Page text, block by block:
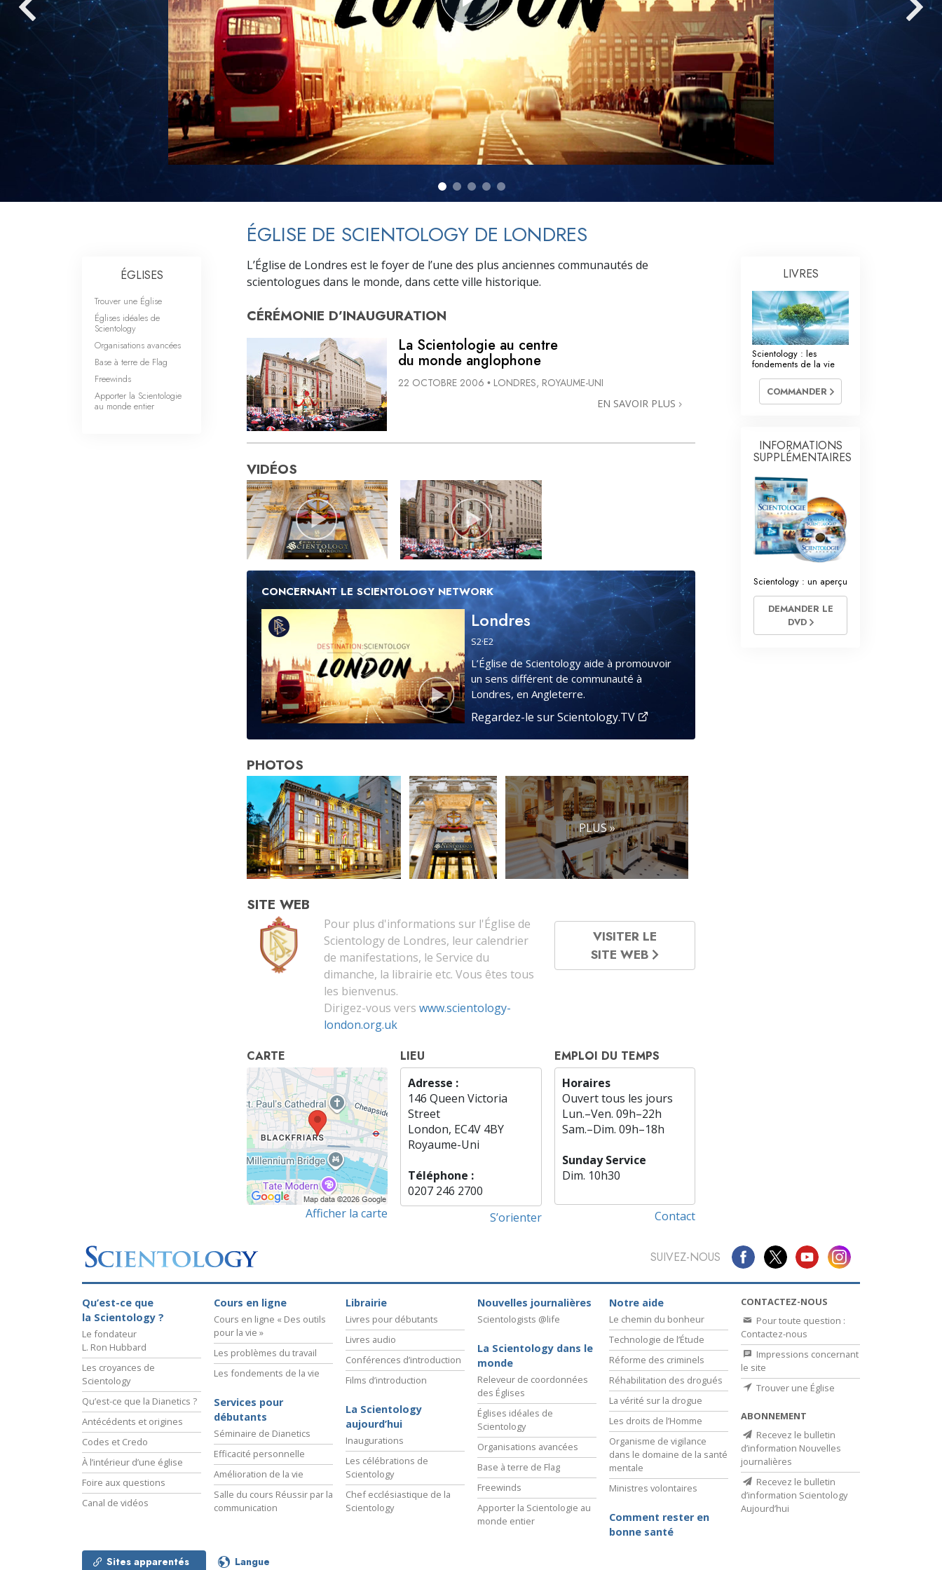
Qu’est-ce que la grandeur ? L’échelle des tons émotionnels
Réponses aux drogues
Les enfants
Des outils pour le monde du travail
L’éthique et les conditions
La raison de l’oppression
Les fondements de l’organisation
La communication
ÉGLISE DE SCIENTOLOGY DE LONDRES
L’Église de Londres est le foyer de l’une des plus anciennes communautés de
scientologues dans le monde, dans cette ville historique.
CÉRÉMONIE D’INAUGURATION
La Scientologie au centre
du monde anglophone
22 OCTOBRE 2006 • LONDRES, ROYAUME-UNI
EN SAVOIR PLUS
VIDÉOS
CONCERNANT LE SCIENTOLOGY NETWORK
Londres
S2·E2
L’Église de Scientology aide à promouvoir
un sens différent de communauté à
Londres, en Angleterre.
Regardez-le sur Scientology.TV
PHOTOS
PLUS »
SITE WEB
Pour plus d'informations sur l'Église de
Scientology de Londres, leur calendrier
de manifestations, le Service du
dimanche, la librairie etc. Vous êtes tous
les bienvenus.
Dirigez-vous vers www.scientology-
london.org.uk
VISITER LE
SITE WEB
CARTE
Afficher la carte
LIEU
Adresse :
146 Queen Victoria
Street
London, EC4V 4BY
Royaume-Uni
Téléphone :
0207 246 2700
S’orienter
EMPLOI DU TEMPS
Horaires
Ouvert tous les jours
Lun.–Ven. 09h–22h
Sam.–Dim. 09h–18h
Sunday Service
Dim. 10h30
Contact
ÉGLISES
Trouver une Église
Églises idéales de
Scientology
Organisations avancées
Base à terre de Flag
Freewinds
Apporter la Scientologie
au monde entier
LIVRES
Scientology : les
fondements de la vie
COMMANDER
INFORMATIONS
SUPPLÉMENTAIRES
Scientology : un aperçu
DEMANDER LE
DVD
SUIVEZ-NOUS
Qu’est-ce que
la Scientology ?
Le fondateur
L. Ron Hubbard
Les croyances de
Scientology
Qu’est-ce que la Dianetics ?
Antécédents et origines
Codes et Credo
À l’intérieur d’une église
Foire aux questions
Canal de vidéos
Cours en ligne
Cours en ligne « Des outils
pour la vie »
Les problèmes du travail
Les fondements de la vie
Services pour
débutants
Séminaire de Dianetics
Efficacité personnelle
Amélioration de la vie
Salle du cours Réussir par la
communication
Librairie
Livres pour débutants
Livres audio
Conférences d’introduction
Films d’introduction
La Scientology
aujourd’hui
Inaugurations
Les célébrations de
Scientology
Chef ecclésiastique de la
Scientology
Nouvelles journalières
Scientologists @life
La Scientology dans le
monde
Releveur de coordonnées
des Églises
Églises idéales de
Scientology
Organisations avancées
Base à terre de Flag
Freewinds
Apporter la Scientologie au
monde entier
Notre aide
Le chemin du bonheur
Technologie de l’Étude
Réforme des criminels
Réhabilitation des drogués
La vérité sur la drogue
Les droits de l’Homme
Organisme de vigilance
dans le domaine de la santé
mentale
Ministres volontaires
Comment rester en
bonne santé
CONTACTEZ-NOUS
Pour toute question :
Contactez-nous
Impressions concernant
le site
Trouver une Église
ABONNEMENT
Recevez le bulletin
d’information Nouvelles
journalières
Recevez le bulletin
d’information Scientology
Aujourd’hui
Sites apparentés Langue